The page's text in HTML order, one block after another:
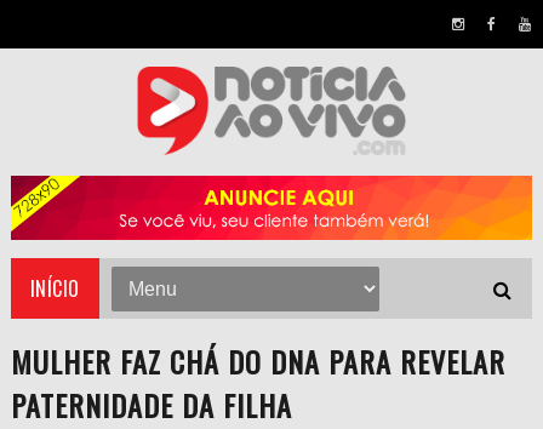
INÍCIO
MULHER FAZ CHÁ DO DNA PARA REVELAR
PATERNIDADE DA FILHA